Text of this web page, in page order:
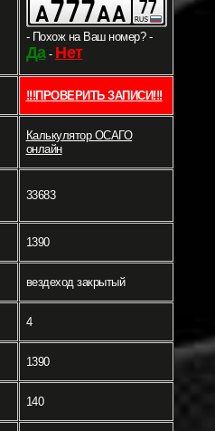
- Похож на Ваш номер? -
Да- Нет
!!!ПРОВЕРИТЬ ЗАПИСИ!!!
Калькулятор ОСАГО
онлайн
33683
1390
вездеход закрытый
4
1390
140